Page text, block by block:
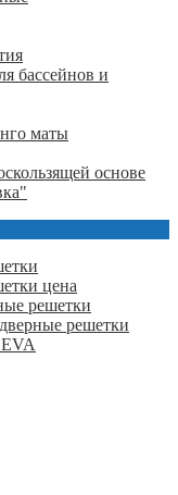
бассейнов и
маты
основе
цена
решетки
решетки